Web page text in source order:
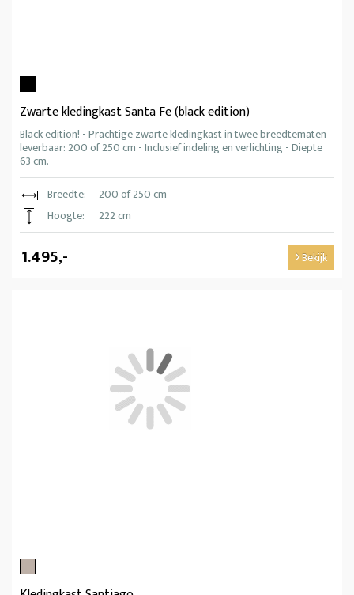
Zwarte kledingkast Santa Fe (black edition)
Black edition! - Prachtige zwarte kledingkast in twee breedtematen
leverbaar: 200 of 250 cm - Inclusief indeling en verlichting - Diepte
63 cm.
Breedte:
200 of 250 cm
Hoogte:
222 cm
1.495,- Bekijk